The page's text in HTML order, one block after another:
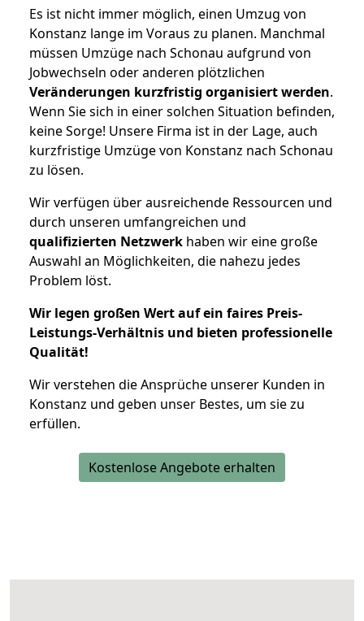
Es ist nicht immer möglich, einen Umzug von
Konstanz lange im Voraus zu planen. Manchmal
müssen Umzüge nach Schonau aufgrund von
Jobwechseln oder anderen plötzlichen
Veränderungen kurzfristig organisiert werden.
Wenn Sie sich in einer solchen Situation befinden,
keine Sorge! Unsere Firma ist in der Lage, auch
kurzfristige Umzüge von Konstanz nach Schonau
zu lösen.
Wir verfügen über ausreichende Ressourcen und
durch unseren umfangreichen und
qualifizierten Netzwerk haben wir eine große
Auswahl an Möglichkeiten, die nahezu jedes
Problem löst.
Wir legen großen Wert auf ein faires Preis-
Leistungs-Verhältnis und bieten professionelle
Qualität!
Wir verstehen die Ansprüche unserer Kunden in
Konstanz und geben unser Bestes, um sie zu
erfüllen.
Kostenlose Angebote erhalten